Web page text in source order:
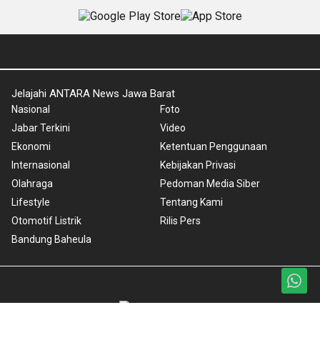
Jelajahi ANTARA News Jawa Barat
Nasional
Jabar Terkini
Ekonomi
Internasional
Olahraga
Lifestyle
Otomotif Listrik
Bandung Baheula
Foto
Video
Ketentuan Penggunaan
Kebijakan Privasi
Pedoman Media Siber
Tentang Kami
Rilis Pers